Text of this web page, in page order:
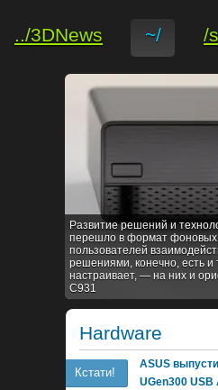
../3DNews ~/ /
Развитие решений и
перешло в формат фоновых
пользователей
решениями, конечно, есть и
настраивает, — на них и
C931
Hardware
Кстати!
ASUS
UGen300 USB